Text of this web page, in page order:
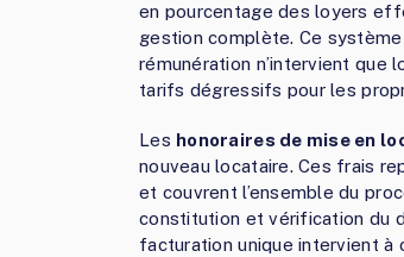
en pourcentage des loyers
gestion complète. Ce
rémunération n’intervient que
tarifs dégressifs pour les
Les honoraires de mise en
nouveau locataire. Ces frais
et couvrent l’ensemble du
constitution et vérification du
facturation unique intervient à